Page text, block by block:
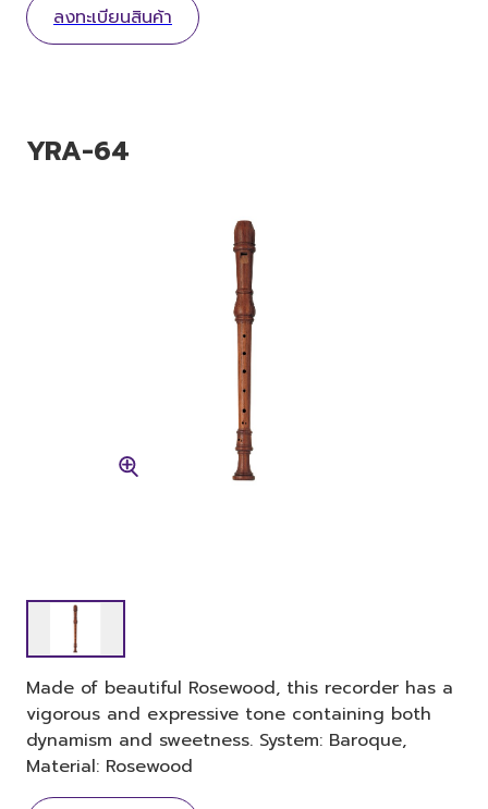
ลงทะเบียนสินค้า
YRA-64
Made of beautiful Rosewood, this recorder has a
vigorous and expressive tone containing both
dynamism and sweetness. System: Baroque,
Material: Rosewood